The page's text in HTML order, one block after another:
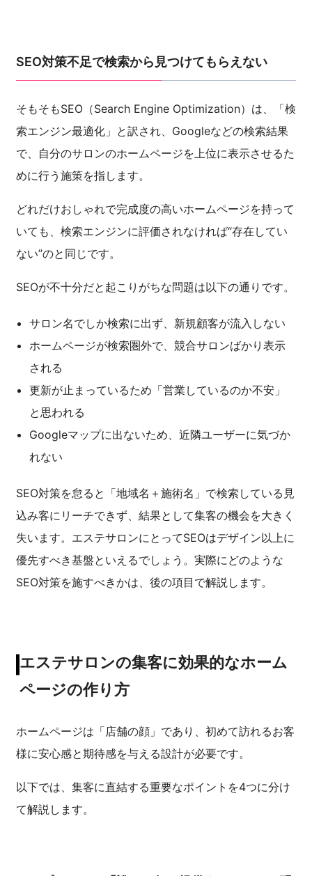
SEO対策不足で検索から見つけてもらえない
そもそもSEO（Search Engine Optimization）は、「検
索エンジン最適化」と訳され、Googleなどの検索結果
で、自分のサロンのホームページを上位に表示させるた
めに行う施策を指します。
どれだけおしゃれで完成度の高いホームページを持って
いても、検索エンジンに評価されなければ“存在してい
ない”のと同じです。
SEOが不十分だと起こりがちな問題は以下の通りです。
サロン名でしか検索に出ず、新規顧客が流入しない
ホームページが検索圏外で、競合サロンばかり表示
される
更新が止まっているため「営業しているのか不安」
と思われる
Googleマップに出ないため、近隣ユーザーに気づか
れない
SEO対策を怠ると「地域名＋施術名」で検索している見
込み客にリーチできず、結果として集客の機会を大きく
失います。エステサロンにとってSEOはデザイン以上に
優先すべき基盤といえるでしょう。実際にどのような
SEO対策を施すべきかは、後の項目で解説します。
エステサロンの集客に効果的なホーム
ページの作り方
ホームページは「店舗の顔」であり、初めて訪れるお客
様に安心感と期待感を与える設計が必要です。
以下では、集客に直結する重要なポイントを4つに分け
て解説します。